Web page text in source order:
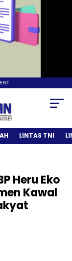
LINTAS TNI
Heru Eko
Kawal